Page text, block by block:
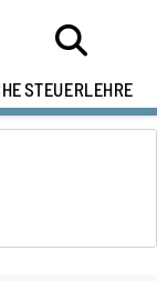
STEUERLEHRE